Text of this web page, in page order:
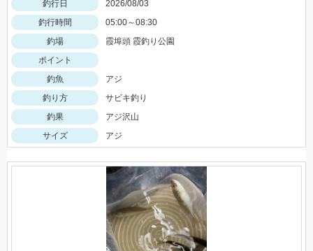
釣行日
2026/08/03
釣行時間
05:00～08:30
釣場
霞埠頭 霞釣り公園
ポイント
釣魚
アジ
釣り方
サビキ釣り
釣果
アジ沢山
サイズ
アジ